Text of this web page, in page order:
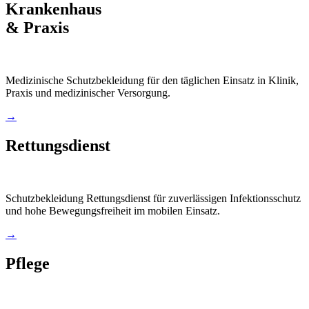
Krankenhaus
& Praxis
Medizinische Schutzbekleidung für den täglichen Einsatz in Klinik,
Praxis und medizinischer Versorgung.
→
Rettungsdienst
Schutzbekleidung Rettungsdienst für zuverlässigen Infektionsschutz
und hohe Bewegungsfreiheit im mobilen Einsatz.
→
Pflege